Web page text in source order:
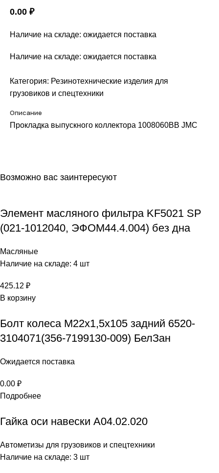
0.00 ₽
Наличие на складе: ожидается поставка
Наличие на складе: ожидается поставка
Категория: Резинотехнические изделия для
грузовиков и спецтехники
Описание
Прокладка выпускного коллектора 1008060ВВ JMC
Возможно вас заинтересуют
Элемент масляного фильтра KF5021 SP
(021-1012040, ЭФОМ44.4.004) без дна
Масляные
Наличие на складе: 4 шт
425.12 ₽
В корзину
Болт колеса М22х1,5х105 задний 6520-
3104071(356-7199130-009) БелЗан
Ожидается поставка
0.00 ₽
Подробнее
Гайка оси навески А04.02.020
Автометизы для грузовиков и спецтехники
Наличие на складе: 3 шт